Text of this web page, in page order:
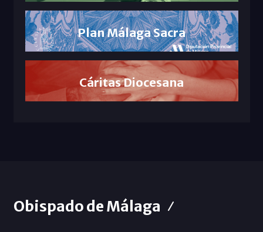
Plan Málaga Sacra
Cáritas Diocesana
Obispado de Málaga